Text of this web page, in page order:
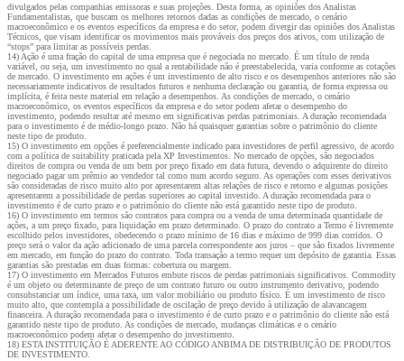
divulgados pelas companhias emissoras e suas projeções. Desta forma, as opiniões dos Analistas
Fundamentalistas, que buscam os melhores retornos dadas as condições de mercado, o cenário
macroeconômico e os eventos específicos da empresa e do setor, podem divergir das opiniões dos Analistas
Técnicos, que visam identificar os movimentos mais prováveis dos preços dos ativos, com utilização de
“stops” para limitar as possíveis perdas.
14) Ação é uma fração do capital de uma empresa que é negociada no mercado. É um título de renda
variável, ou seja, um investimento no qual a rentabilidade não é preestabelecida, varia conforme as cotações
de mercado. O investimento em ações é um investimento de alto risco e os desempenhos anteriores não são
necessariamente indicativos de resultados futuros e nenhuma declaração ou garantia, de forma expressa ou
implícita, é feita neste material em relação a desempenhos. As condições de mercado, o cenário
macroeconômico, os eventos específicos da empresa e do setor podem afetar o desempenho do
investimento, podendo resultar até mesmo em significativas perdas patrimoniais. A duração recomendada
para o investimento é de médio-longo prazo. Não há quaisquer garantias sobre o patrimônio do cliente
neste tipo de produto.
15) O investimento em opções é preferencialmente indicado para investidores de perfil agressivo, de acordo
com a política de suitability praticada pela XP Investimentos. No mercado de opções, são negociados
direitos de compra ou venda de um bem por preço fixado em data futura, devendo o adquirente do direito
negociado pagar um prêmio ao vendedor tal como num acordo seguro. As operações com esses derivativos
são consideradas de risco muito alto por apresentarem altas relações de risco e retorno e algumas posições
apresentarem a possibilidade de perdas superiores ao capital investido. A duração recomendada para o
investimento é de curto prazo e o patrimônio do cliente não está garantido neste tipo de produto.
16) O investimento em termos são contratos para compra ou a venda de uma determinada quantidade de
ações, a um preço fixado, para liquidação em prazo determinado. O prazo do contrato a Termo é livremente
escolhido pelos investidores, obedecendo o prazo mínimo de 16 dias e máximo de 999 dias corridos. O
preço será o valor da ação adicionado de uma parcela correspondente aos juros – que são fixados livremente
em mercado, em função do prazo do contrato. Toda transação a termo requer um depósito de garantia. Essas
garantias são prestadas em duas formas: cobertura ou margem.
17) O investimento em Mercados Futuros embute riscos de perdas patrimoniais significativos. Commodity
é um objeto ou determinante de preço de um contrato futuro ou outro instrumento derivativo, podendo
consubstanciar um índice, uma taxa, um valor mobiliário ou produto físico. É um investimento de risco
muito alto, que contempla a possibilidade de oscilação de preço devido à utilização de alavancagem
financeira. A duração recomendada para o investimento é de curto prazo e o patrimônio do cliente não está
garantido neste tipo de produto. As condições de mercado, mudanças climáticas e o cenário
macroeconômico podem afetar o desempenho do investimento.
18) ESTA INSTITUIÇÃO É ADERENTE AO CÓDIGO ANBIMA DE DISTRIBUIÇÃO DE PRODUTOS
DE INVESTIMENTO.